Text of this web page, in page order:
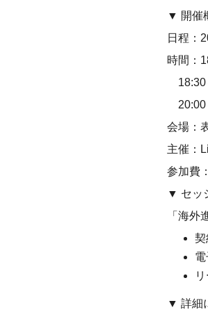
▼ 開催
日程：
時間：
18:30
20:00
会場：
主催：
参加費
▼ セッ
「海外
契
▼ 詳細